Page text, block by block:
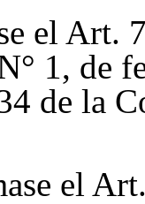
el Art.
1, de
de la
el